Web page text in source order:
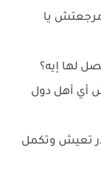
يا
لها إيه؟
أي أهل دول
تعيش وتكمل